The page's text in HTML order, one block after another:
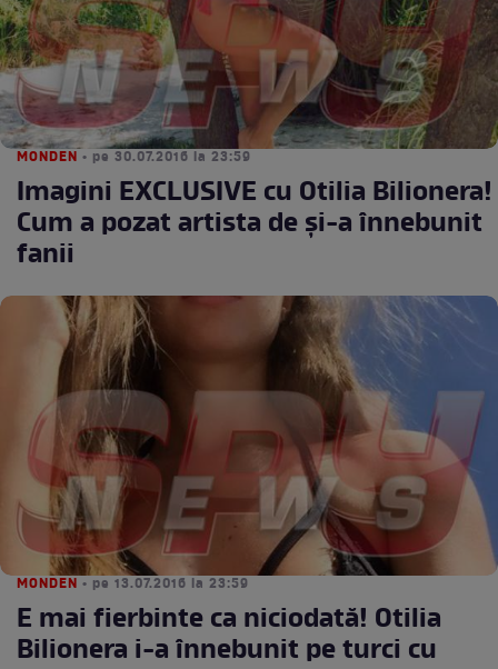
MONDEN • pe 30.07.2016 la 23:59
Imagini EXCLUSIVE cu Otilia Bilionera!
Cum a pozat artista de și-a înnebunit
fanii
MONDEN • pe 13.07.2016 la 23:59
E mai fierbinte ca niciodată! Otilia
Bilionera i-a înnebunit pe turci cu